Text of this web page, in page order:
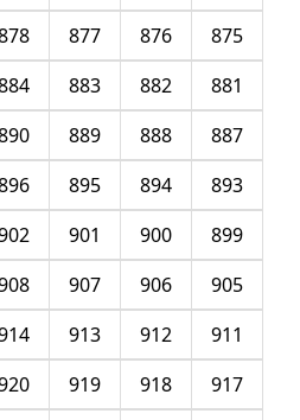
875
876
877
881
882
883
887
888
889
893
894
895
899
900
901
905
906
907
911
912
913
917
918
919